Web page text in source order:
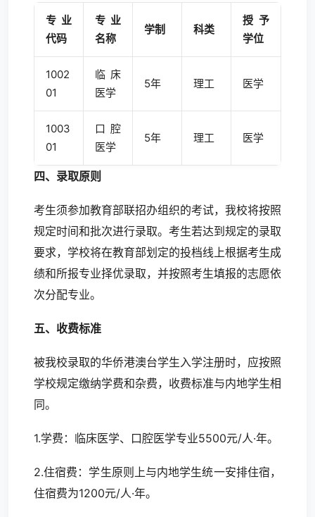
专业
代码
专业
名称
学制 科类
授予
学位
1002
01
临床
医学
5年 理工 医学
1003
01
口腔
医学
5年 理工 医学
四、录取原则
考生须参加教育部联招办组织的考试，我校将按照
规定时间和批次进行录取。考生若达到规定的录取
要求，学校将在教育部划定的投档线上根据考生成
绩和所报专业择优录取，并按照考生填报的志愿依
次分配专业。
五、收费标准
被我校录取的华侨港澳台学生入学注册时，应按照
学校规定缴纳学费和杂费，收费标准与内地学生相
同。
1.学费：临床医学、口腔医学专业5500元/人·年。
2.住宿费：学生原则上与内地学生统一安排住宿，
住宿费为1200元/人·年。